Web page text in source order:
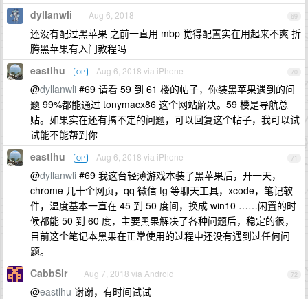
69
dyllanwli Aug 6, 2018
还没有配过黑苹果 之前一直用 mbp 觉得配置实在用起来不爽 折
腾黑苹果有入门教程吗
70
eastlhu OP Aug 6, 2018 via iPhone
@dyllanwli #69 请看 59 到 61 楼的帖子，你装黑苹果遇到的问
题 99%都能通过 tonymacx86 这个网站解决。59 楼是导航总
贴。如果实在还有搞不定的问题，可以回复这个帖子，我可以试
试能不能帮到你
71
eastlhu OP Aug 6, 2018 via iPhone
@dyllanwli #69 我这台轻薄游戏本装了黑苹果后，开一天，
chrome 几十个网页，qq 微信 tg 等聊天工具，xcode，笔记软
件，温度基本一直在 45 到 50 度间，换成 win10 ……闲置的时
候都能 50 到 60 度，主要黑果解决了各种问题后，稳定的很，
目前这个笔记本黑果在正常使用的过程中还没有遇到过任何问
题。
72
CabbSir Aug 7, 2018 via Android
@eastlhu 谢谢，有时间试试